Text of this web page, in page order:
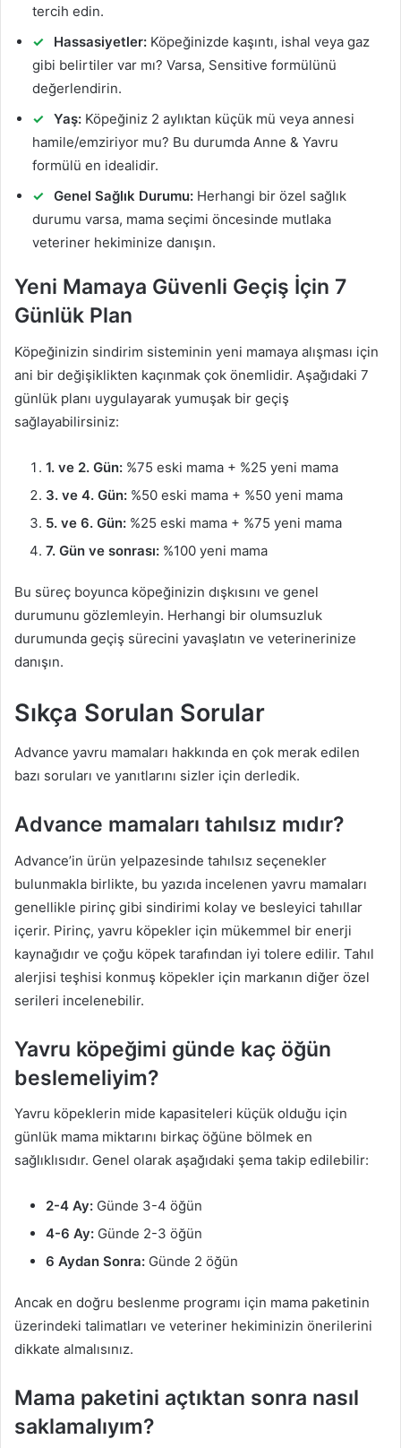
tercih edin.
Hassasiyetler: Köpeğinizde kaşıntı, ishal veya gaz
gibi belirtiler var mı? Varsa, Sensitive formülünü
değerlendirin.
Yaş: Köpeğiniz 2 aylıktan küçük mü veya annesi
hamile/emziriyor mu? Bu durumda Anne & Yavru
formülü en idealidir.
Genel Sağlık Durumu: Herhangi bir özel sağlık
durumu varsa, mama seçimi öncesinde mutlaka
veteriner hekiminize danışın.
Yeni Mamaya Güvenli Geçiş İçin 7
Günlük Plan
Köpeğinizin sindirim sisteminin yeni mamaya alışması için
ani bir değişiklikten kaçınmak çok önemlidir. Aşağıdaki 7
günlük planı uygulayarak yumuşak bir geçiş
sağlayabilirsiniz:
1. ve 2. Gün: %75 eski mama + %25 yeni mama
3. ve 4. Gün: %50 eski mama + %50 yeni mama
5. ve 6. Gün: %25 eski mama + %75 yeni mama
7. Gün ve sonrası: %100 yeni mama
Bu süreç boyunca köpeğinizin dışkısını ve genel
durumunu gözlemleyin. Herhangi bir olumsuzluk
durumunda geçiş sürecini yavaşlatın ve veterinerinize
danışın.
Sıkça Sorulan Sorular
Advance yavru mamaları hakkında en çok merak edilen
bazı soruları ve yanıtlarını sizler için derledik.
Advance mamaları tahılsız mıdır?
Advance’in ürün yelpazesinde tahılsız seçenekler
bulunmakla birlikte, bu yazıda incelenen yavru mamaları
genellikle pirinç gibi sindirimi kolay ve besleyici tahıllar
içerir. Pirinç, yavru köpekler için mükemmel bir enerji
kaynağıdır ve çoğu köpek tarafından iyi tolere edilir. Tahıl
alerjisi teşhisi konmuş köpekler için markanın diğer özel
serileri incelenebilir.
Yavru köpeğimi günde kaç öğün
beslemeliyim?
Yavru köpeklerin mide kapasiteleri küçük olduğu için
günlük mama miktarını birkaç öğüne bölmek en
sağlıklısıdır. Genel olarak aşağıdaki şema takip edilebilir:
2-4 Ay: Günde 3-4 öğün
4-6 Ay: Günde 2-3 öğün
6 Aydan Sonra: Günde 2 öğün
Ancak en doğru beslenme programı için mama paketinin
üzerindeki talimatları ve veteriner hekiminizin önerilerini
dikkate almalısınız.
Mama paketini açtıktan sonra nasıl
saklamalıyım?